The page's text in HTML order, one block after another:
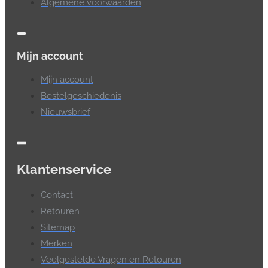
Algemene voorwaarden
Mijn account
Mijn account
Bestelgeschiedenis
Nieuwsbrief
Klantenservice
Contact
Retouren
Sitemap
Merken
Veelgestelde Vragen en Retouren